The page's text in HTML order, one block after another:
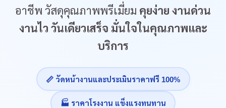
อาชีพ วัสดุคุณภาพพรีเมี่ยม คุยง่าย งานด่วน
งานไว วันเดียวเสร็จ มั่นใจในคุณภาพและ
บริการ
📏 วัดหน้างานและประเมินราคาฟรี 100%
🏭 ราคาโรงงาน แข็งแรงทนทาน